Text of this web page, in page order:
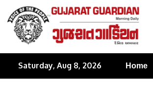
Saturday, Aug 8, 2026 Home